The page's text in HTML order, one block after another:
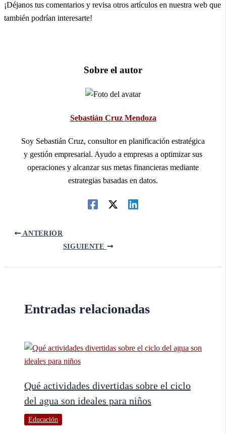
¡Déjanos tus comentarios y revisa otros artículos en nuestra web que
también podrían interesarte!
Sobre el autor
Sebastián Cruz Mendoza
Soy Sebastián Cruz, consultor en planificación estratégica
y gestión empresarial. Ayudo a empresas a optimizar sus
operaciones y alcanzar sus metas financieras mediante
estrategias basadas en datos.
ANTERIOR
SIGUIENTE
Entradas relacionadas
Qué actividades divertidas sobre el ciclo
del agua son ideales para niños
Educación